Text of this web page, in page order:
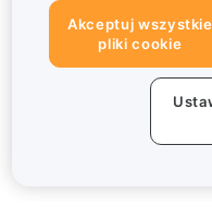
Akceptuj wszystkie
pliki cookie